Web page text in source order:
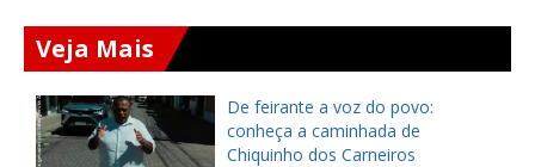
Veja Mais
De feirante a voz do povo:
conheça a caminhada de
Chiquinho dos Carneiros